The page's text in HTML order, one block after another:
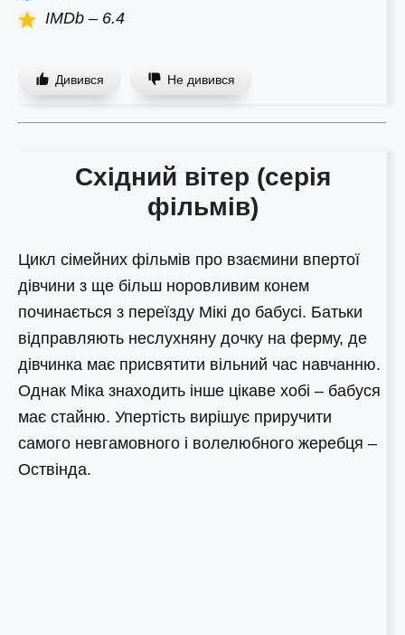
IMDb – 6.4
Дивився Не дивився
Східний вітер (серія
фільмів)
Цикл сімейних фільмів про взаємини впертої
дівчини з ще більш норовливим конем
починається з переїзду Мікі до бабусі. Батьки
відправляють неслухняну дочку на ферму, де
дівчинка має присвятити вільний час навчанню.
Однак Міка знаходить інше цікаве хобі – бабуся
має стайню. Упертість вирішує приручити
самого невгамовного і волелюбного жеребця –
Оствінда.